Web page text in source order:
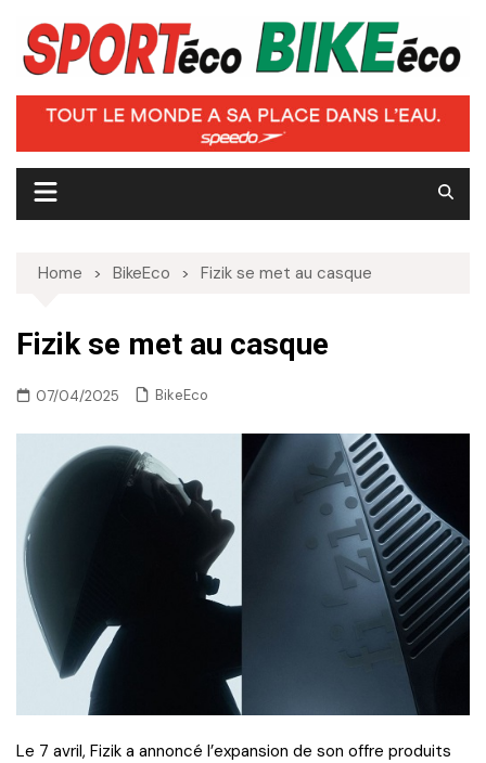
content
Home BikeEco Fizik se met au casque
Fizik se met au casque
07/04/2025 BikeEco
Le 7 avril, Fizik a annoncé l’expansion de son offre produits